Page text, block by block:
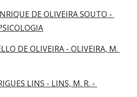
DE OLIVEIRA SOUTO -
DE OLIVEIRA - OLIVEIRA, M.
LINS - LINS, M. R. -